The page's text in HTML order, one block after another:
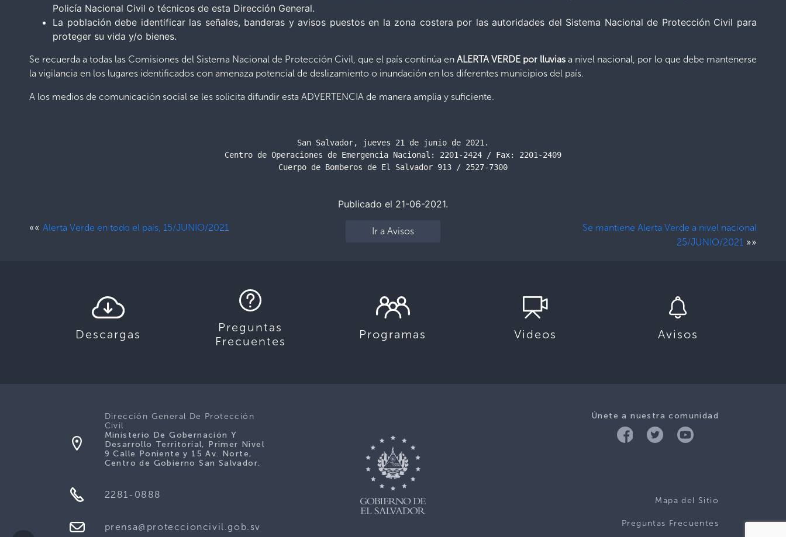
Policía Nacional Civil o técnicos de esta Dirección General.
La población debe identificar las señales, banderas y avisos puestos en la zona costera por las autoridades del Sistema Nacional de Protección Civil para
proteger su vida y/o bienes.
Se recuerda a todas las Comisiones del Sistema Nacional de Protección Civil, que el país continúa en ALERTA VERDE por lluvias a nivel nacional, por lo que debe mantenerse
la vigilancia en los lugares identificados con amenaza potencial de deslizamiento o inundación en los diferentes municipios del país.
A los medios de comunicación social se les solicita difundir esta ADVERTENCIA de manera amplia y suficiente.
San Salvador, jueves 21 de junio de 2021.
Centro de Operaciones de Emergencia Nacional: 2201-2424 / Fax: 2201-2409
Cuerpo de Bomberos de El Salvador 913 / 2527-7300
Publicado el 21-06-2021.
«« Alerta Verde en todo el país, 15/JUNIO/2021 Ir a Avisos
Se mantiene Alerta Verde a nivel nacional
25/JUNIO/2021 »»
Descargas
Preguntas
Frecuentes
Programas Videos Avisos
Únete a nuestra comunidad
Mapa del Sitio
Preguntas Frecuentes
Dirección General De Protección
Civil
Ministerio De Gobernación Y
Desarrollo Territorial, Primer Nivel
9 Calle Poniente y 15 Av. Norte,
Centro de Gobierno San Salvador.
2281-0888
prensa@proteccioncivil.gob.sv